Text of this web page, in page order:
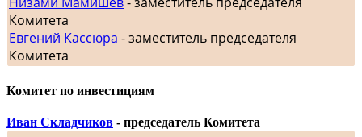
Комитета
Евгений Кассюра - заместитель председателя
Комитета
Комитет по инвестициям
Иван Складчиков - председатель Комитета